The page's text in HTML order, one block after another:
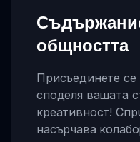
общността
Присъединете
споделя вашата
креативност!
насърчава